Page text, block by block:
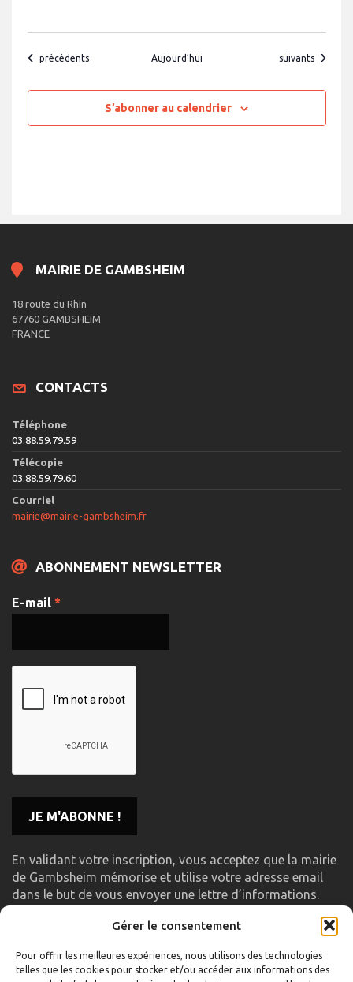
Gérer le consentement
Pour offrir les meilleures expériences, nous utilisons des technologies
telles que les cookies pour stocker et/ou accéder aux informations des
Évènements
précédents Aujourd’hui Évènements
suivants
S’abonner au calendrier
MAIRIE DE GAMBSHEIM
18 route du Rhin
67760 GAMBSHEIM
FRANCE
CONTACTS
Téléphone
03.88.59.79.59
Télécopie
03.88.59.79.60
Courriel
mairie@mairie-gambsheim.fr
ABONNEMENT NEWSLETTER
E-mail *
En validant votre inscription, vous acceptez que la mairie
de Gambsheim mémorise et utilise votre adresse email
dans le but de vous envoyer une lettre d’informations.
LIENS UTILES